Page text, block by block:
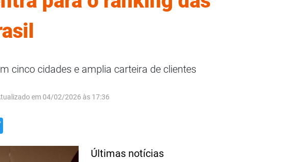
cinco cidades e amplia carteira de clientes
em 04/02/2026 às 17:36
Últimas notícias